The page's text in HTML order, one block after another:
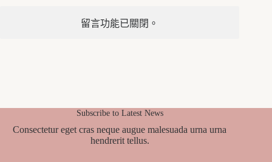
留言功能已關閉。
Subscribe to Latest News
Consectetur eget cras neque augue malesuada urna urna
hendrerit tellus.